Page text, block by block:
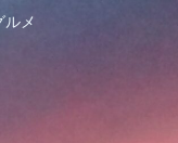
ルメ